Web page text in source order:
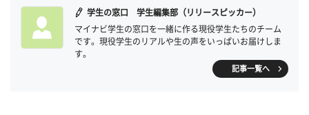
学生の窓口 学生編集部（リリースピッカー）
マイナビ学生の窓口を一緒に作る現役学生たちのチーム
です。現役学生のリアルや生の声をいっぱいお届けしま
す。
記事一覧へ